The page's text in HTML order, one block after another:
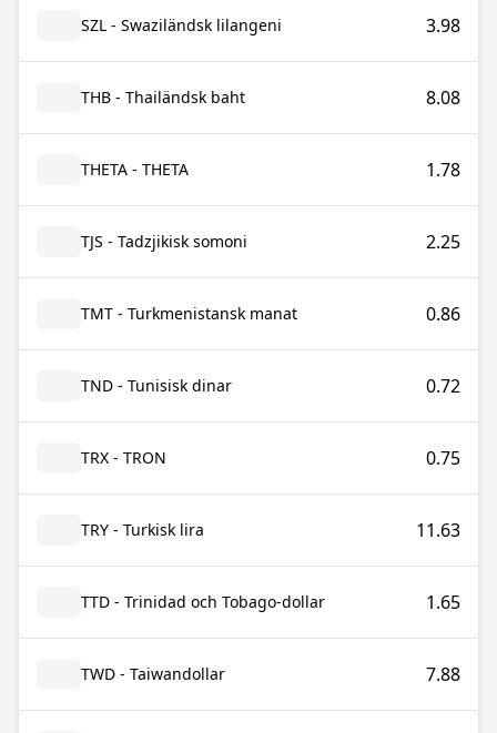
SZL - Swaziländsk lilangeni 3.98
THB - Thailändsk baht 8.08
THETA - THETA 1.78
TJS - Tadzjikisk somoni 2.25
TMT - Turkmenistansk manat 0.86
TND - Tunisisk dinar 0.72
TRX - TRON 0.75
TRY - Turkisk lira 11.63
TTD - Trinidad och Tobago-dollar 1.65
TWD - Taiwandollar 7.88